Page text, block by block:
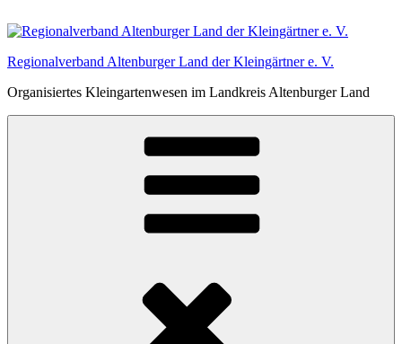
Inhalt
Regionalverband Altenburger Land der Kleingärtner e. V.
Organisiertes Kleingartenwesen im Landkreis Altenburger Land